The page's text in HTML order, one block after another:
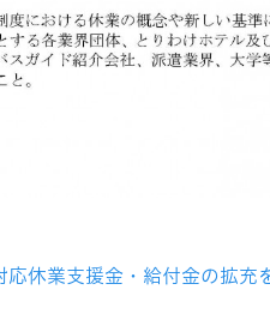
休業支援金・給付金の拡充